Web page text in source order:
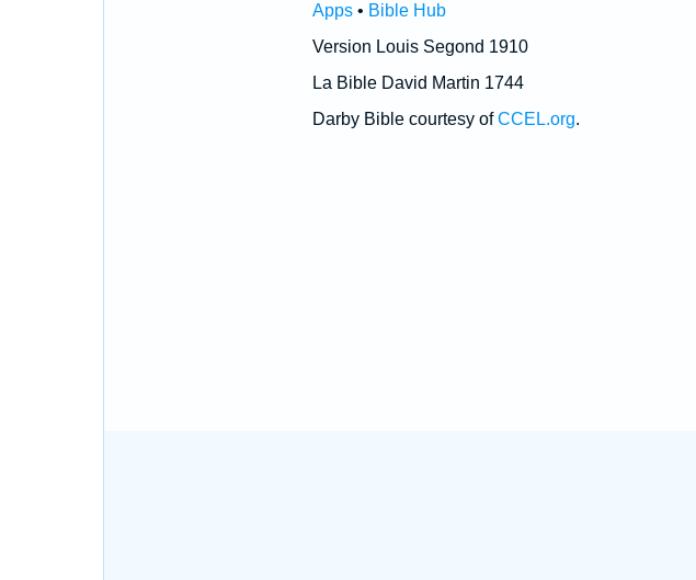
Apps• Bible Hub
Version Louis Segond 1910
La Bible David Martin 1744
Darby Bible courtesy ofCCEL.org.